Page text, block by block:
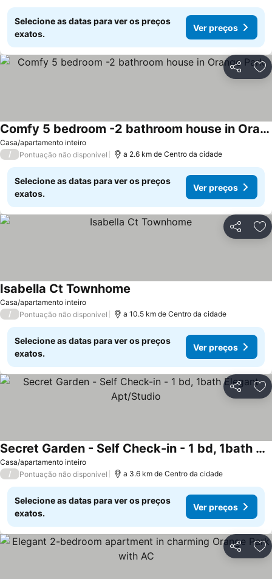
Selecione as datas para ver os preços
exatos.
Ver preços
Partilhar
Casa/apartamento inteiro
Comfy 5 bedroom -2 bathroom house in Orange Park
Ver preços
/ Pontuação não disponível a 2.6 km de Centro da cidade
Selecione as datas para ver os preços
exatos.
Ver preços
Partilhar
Casa/apartamento inteiro
Isabella Ct Townhome
/ Pontuação não disponível a 10.5 km de Centro da cidade
Selecione as datas para ver os preços
exatos.
Ver preços
Partilhar
Casa/apartamento inteiro
Secret Garden - Self Check-in - 1 bd, 1bath Elegant Apt/Studio
Ver preços
/ Pontuação não disponível a 3.6 km de Centro da cidade
Selecione as datas para ver os preços
exatos.
Ver preços
Partilhar